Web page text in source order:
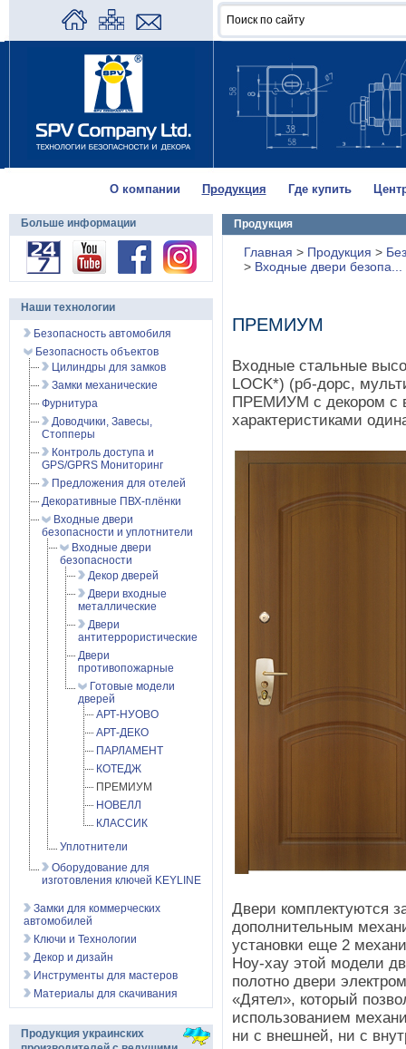
О компании Продукция Где купить
Продукция
Главная > Продукция >
> Входные двери безопа...
ПРЕМИУМ
Входные стальные
LOCK*) (рб-дорс,
ПРЕМИУМ с декором с
характеристиками
Двери комплектуются
дополнительным
установки еще 2
Ноу-хау этой модели
полотно двери
«Дятел», который
использованием
ни с внешней, ни с
Больше информации
Наши технологии
Безопасность автомобиля
Безопасность объектов
Цилиндры для замков
Замки механические
Фурнитура
Доводчики, Завесы,
Стопперы
Контроль доступа и
GPS/GPRS Мониторинг
Предложения для отелей
Декоративные ПВХ-плёнки
Входные двери
безопасности и уплотнители
Входные двери
безопасности
Декор дверей
Двери входные
металлические
Двери
антитеррористические
Двери
противопожарные
Готовые модели
дверей
АРТ-НУОВО
АРТ-ДЕКО
ПАРЛАМЕНТ
КОТЕДЖ
ПРЕМИУМ
НОВЕЛЛ
КЛАССИК
Уплотнители
Оборудование для
изготовления ключей KEYLINE
Замки для коммерческих
автомобилей
Ключи и Технологии
Декор и дизайн
Инструменты для мастеров
Материалы для скачивания
Продукция украинских